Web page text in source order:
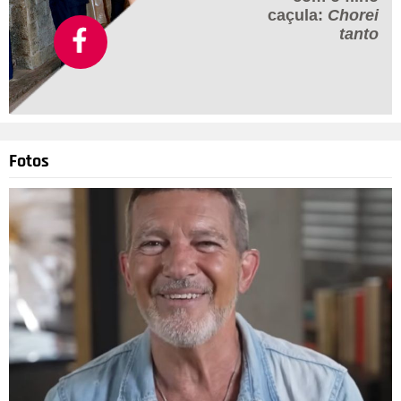
Divulgação 4/20
E após revelar ter feito sua última sessão de quimioterapia,
Ana Furtado postou um vídeo em seu Instagram no qual
agradece o apoio de seus fãs e pede para que eles não se
preocupem. A apresentadora pegou todos de surpresa ao
anunciar que estava enfrentando uma batalha contra o câncer
e além do apoio de seus familiares, ela pode contar com o
apoio de centenas de pessoas no Brasil inteiro. Por isso, após
a última sessão ela resolveu mandar um recado por meio de
um vídeo: - Que saudade que eu estou de vocês! Olha só,
estou bem, me recuperando muito bem dos meus
caçula: Chorei
tanto
Fotos